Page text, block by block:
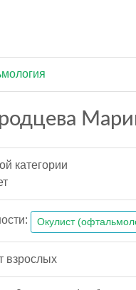
категории
Окулист
взрослых